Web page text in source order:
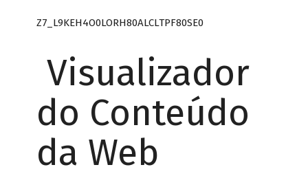
Z7_L9KEH4O0LORH80ALCLTPF80SE0
Visualizador
do Conteúdo
da Web